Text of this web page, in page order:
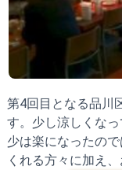
第4回目となる品川
す。少し涼しくな
少は楽になったの
くれる方々に加え